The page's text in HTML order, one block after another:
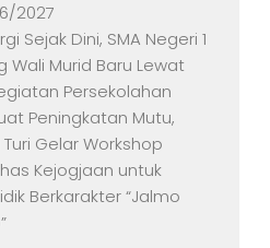
2027
Sejak Dini, SMA Negeri 1
Wali Murid Baru Lewat
Persekolahan
Peningkatan Mutu,
Turi Gelar Workshop
Kejogjaan untuk
Berkarakter “Jalmo